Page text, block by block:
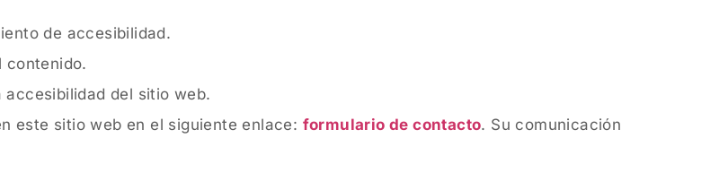
de accesibilidad.
contenido.
del sitio web.
este sitio web en el siguiente enlace: formulario de contacto. Su comunicación